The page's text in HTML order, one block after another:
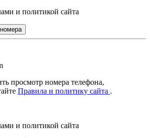
и политикой сайта
просмотр номера телефона,
Правила и политику сайта .
и политикой сайта